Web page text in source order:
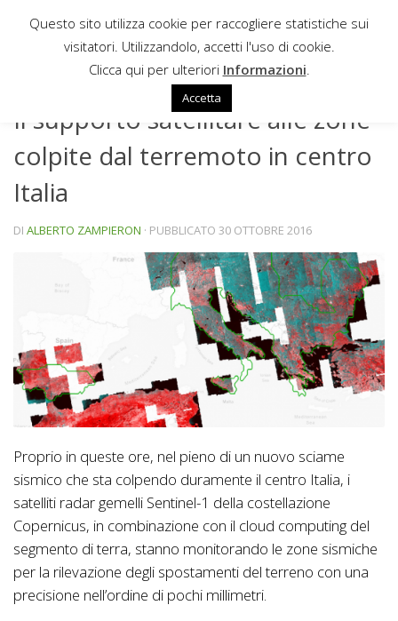
Sotto il contenuto
Il supporto satellitare alle zone
colpite dal terremoto in centro
Italia
DI ALBERTO ZAMPIERON · PUBBLICATO 30 OTTOBRE 2016
Proprio in queste ore, nel pieno di un nuovo sciame
sismico che sta colpendo duramente il centro Italia, i
satelliti radar gemelli Sentinel-1 della costellazione
Copernicus, in combinazione con il cloud computing del
segmento di terra, stanno monitorando le zone sismiche
per la rilevazione degli spostamenti del terreno con una
precisione nell’ordine di pochi millimetri.
Questo sito utilizza cookie per raccogliere statistiche sui
visitatori. Utilizzandolo, accetti l'uso di cookie.
Clicca qui per ulteriori Informazioni
Accetta